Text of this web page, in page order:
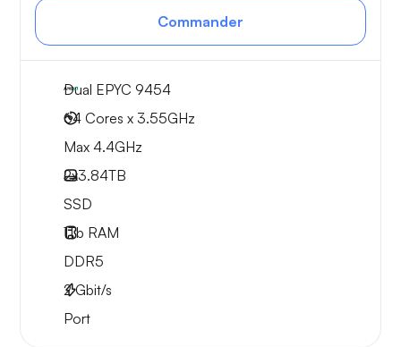
Commander
Dual EPYC 9454
64 Cores x 3.55GHz
Max 4.4GHz
2x3.84TB
SSD
1Tb RAM
DDR5
2Gbit/s
Port